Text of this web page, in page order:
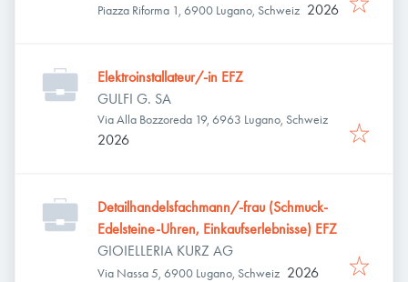
Piazza Riforma 1, 6900 Lugano, Schweiz 2026
Elektroinstallateur/-in EFZ
GULFI G. SA
Via Alla Bozzoreda 19, 6963 Lugano, Schweiz
2026
Detailhandelsfachmann/-frau (Schmuck-
Edelsteine-Uhren, Einkaufserlebnisse) EFZ
GIOIELLERIA KURZ AG
Via Nassa 5, 6900 Lugano, Schweiz 2026